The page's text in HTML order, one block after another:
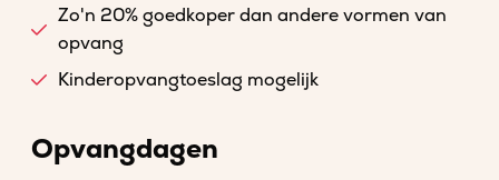
Zo'n 20% goedkoper dan andere vormen van
opvang
Kinderopvangtoeslag mogelijk
Opvangdagen